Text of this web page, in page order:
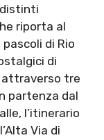
riporta al
di Rio
di
attraverso tre
partenza dal
l’itinerario
Via di